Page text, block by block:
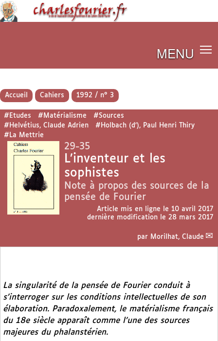
MENU
Accueil Cahiers 1992 / n° 3
#Etudes #Matérialisme
#Sources
#Helvétius, Claude Adrien
#Holbach (d’), Paul Henri Thiry
#La Mettrie
29-35
L’inventeur et les
sophistes
Note à propos des sources de la
pensée de Fourier
Article mis en ligne le 10 avril 2017
dernière modification le 28 mars 2017
par Morilhat, Claude
La singularité de la pensée de Fourier conduit à
s’interroger sur les conditions intellectuelles de son
élaboration. Paradoxalement, le matérialisme français
du 18e siècle apparaît comme l’une des sources
majeures du phalanstérien.